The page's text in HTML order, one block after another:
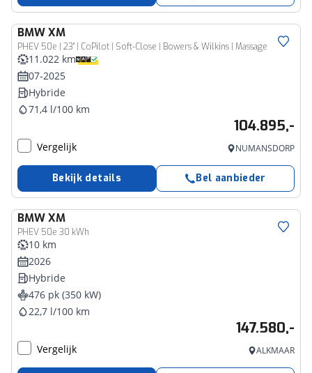
BMWXM
PHEV 50e | 23'' | CoPilot | Soft-Close | Bowers & Wilkins | Massage
11.022 km
07-2025
Hybride
71,4 l/100 km
104.895,-
Vergelijk NUMANSDORP
Bekijk details Bel aanbieder
BMWXM
PHEV 50e 30 kWh
10 km
2026
Hybride
476 pk (350 kW)
22,7 l/100 km
147.580,-
Vergelijk ALKMAAR